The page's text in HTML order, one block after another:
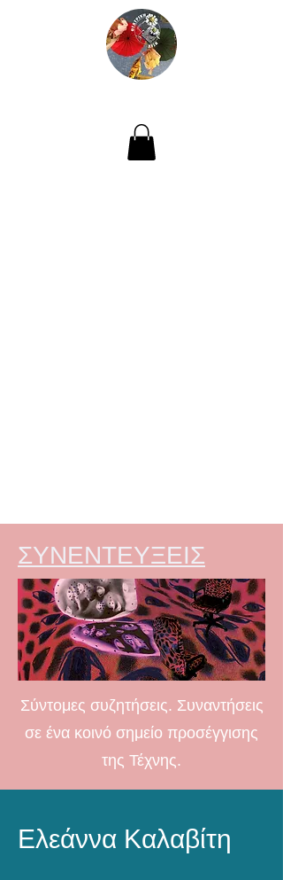
ΣΥΝΕΝΤΕΥΞΕΙΣ
Σύντομες συζητήσεις. Συναντήσεις
σε ένα κοινό σημείο προσέγγισης
της Τέχνης.
Ελεάννα Καλαβίτη